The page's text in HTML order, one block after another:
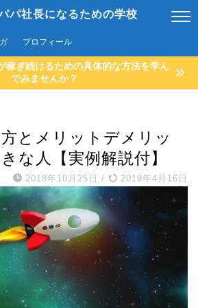
パ社長になるための学校
プロフィール
稼ぎ続けるための具体的な方法を学ん
でみませんか？
とメリットデメリッ
な人【実例解説付】
2018年10月25日 / 2019年4月16日